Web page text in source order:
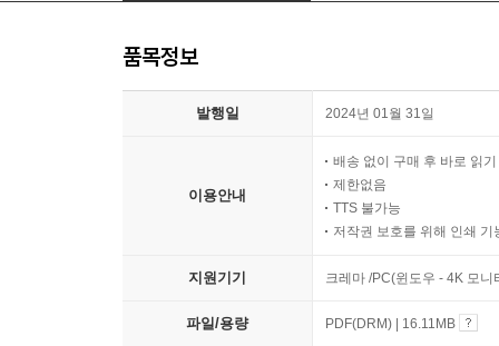
품목정보
발행일 2024년 01월 31일
이용안내
배송 없이 구매 후 바로 읽기
제한없음
TTS 불가능
저작권 보호를 위해 인쇄 기
지원기기 크레마 /PC(윈도우 - 4K 모
파일/용량 PDF(DRM) | 16.11MB